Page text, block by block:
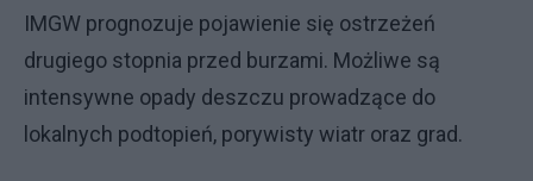
IMGW prognozuje pojawienie się ostrzeżeń
drugiego stopnia przed burzami. Możliwe są
intensywne opady deszczu prowadzące do
lokalnych podtopień, porywisty wiatr oraz grad.